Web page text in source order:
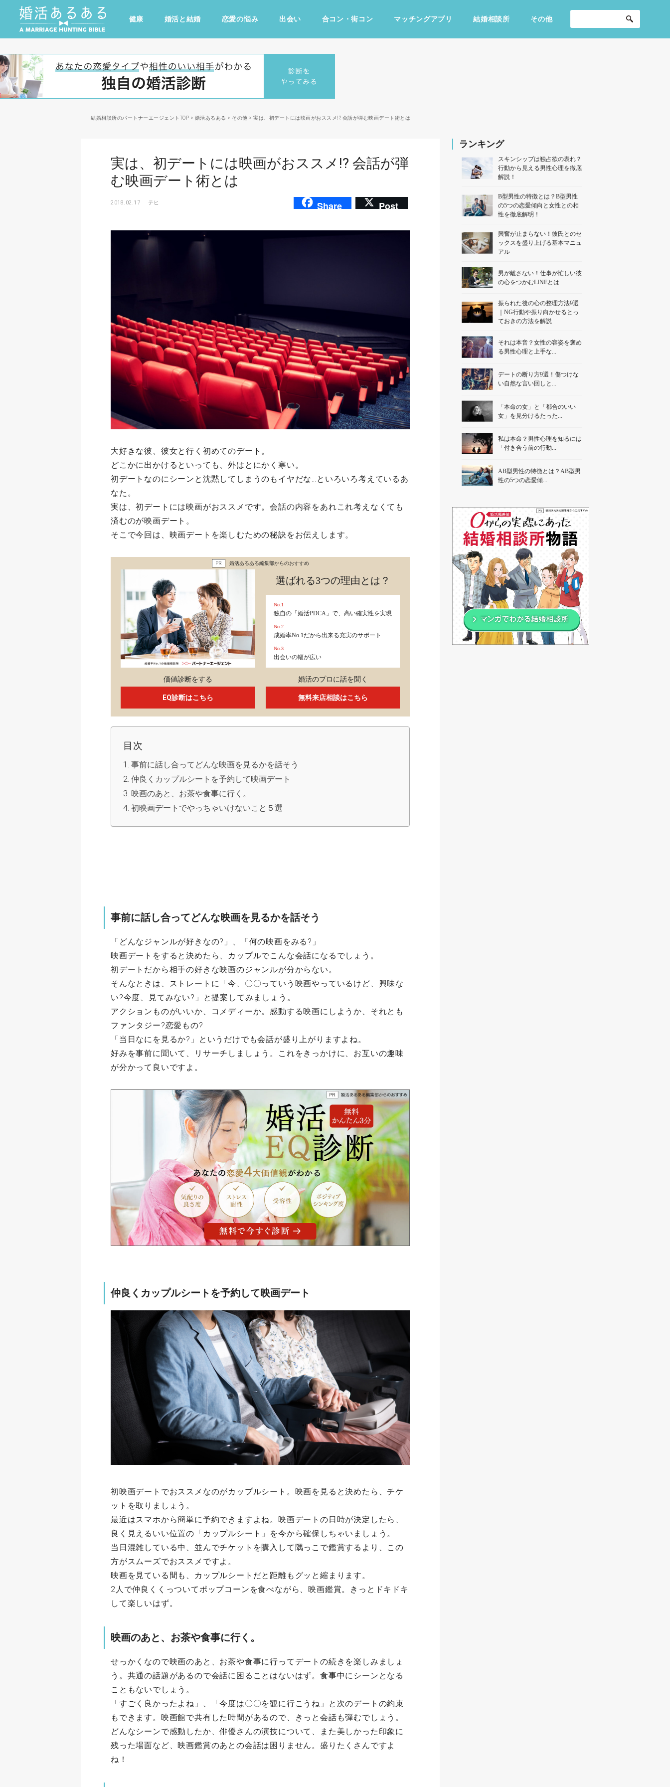
健康 婚活と結婚 恋愛の悩み 出会い 合コン・街コン マッチングアプリ 結婚相談所 その他
心の処方箋 カルチャー・トレンド・芸能
結婚相談所のパートナーエージェントTOP > 婚活あるある > その他 > 実は、初デートには映画がおススメ!? 会話が弾む映画デート術とは
実は、初デートには映画がおススメ!? 会話が弾
む映画デート術とは
2018.02.17 テヒ Share Post
大好きな彼、彼女と行く初めてのデート。
どこかに出かけるといっても、外はとにかく寒い。
初デートなのにシーンと沈黙してしまうのもイヤだな…といろいろ考えているあ
なた。
実は、初デートには映画がおススメです。会話の内容をあれこれ考えなくても
済むのが映画デート。
そこで今回は、映画デートを楽しむための秘訣をお伝えします。
PR 婚活あるある編集部からのおすすめ
価値診断をする
EQ診断はこちら
選ばれる3つの理由とは？
No.1
独自の「婚活PDCA」で、高い確実性を実現
No.2
成婚率No.1だから出来る充実のサポート
No.3
出会いの幅が広い
婚活のプロに話を聞く
無料来店相談はこちら
目次
事前に話し合ってどんな映画を見るかを話そう
仲良くカップルシートを予約して映画デート
映画のあと、お茶や食事に行く。
初映画デートでやっちゃいけないこと５選
事前に話し合ってどんな映画を見るかを話そう
「どんなジャンルが好きなの?」、「何の映画をみる?」
映画デートをすると決めたら、カップルでこんな会話になるでしょう。
初デートだから相手の好きな映画のジャンルが分からない。
そんなときは、ストレートに「今、〇〇っていう映画やっているけど、興味な
い?今度、見てみない?」と提案してみましょう。
アクションものがいいか、コメディーか。感動する映画にしようか、それとも
ファンタジー?恋愛もの?
「当日なにを見るか?」というだけでも会話が盛り上がりますよね。
好みを事前に聞いて、リサーチしましょう。これをきっかけに、お互いの趣味
が分かって良いですよ。
仲良くカップルシートを予約して映画デート
初映画デートでおススメなのがカップルシート。映画を見ると決めたら、チケ
ットを取りましょう。
最近はスマホから簡単に予約できますよね。映画デートの日時が決定したら、
良く見えるいい位置の「カップルシート」を今から確保しちゃいましょう。
当日混雑している中、並んでチケットを購入して隅っこで鑑賞するより、この
方がスムーズでおススメですよ。
映画を見ている間も、カップルシートだと距離もグッと縮まります。
2人で仲良くくっついてポップコーンを食べながら、映画鑑賞。きっとドキドキ
して楽しいはず。
映画のあと、お茶や食事に行く。
せっかくなので映画のあと、お茶や食事に行ってデートの続きを楽しみましょ
う。共通の話題があるので会話に困ることはないはず。食事中にシーンとなる
こともないでしょう。
「すごく良かったよね」、「今度は〇〇を観に行こうね」と次のデートの約束
もできます。映画館で共有した時間があるので、きっと会話も弾むでしょう。
どんなシーンで感動したか、俳優さんの演技について、また美しかった印象に
残った場面など、映画鑑賞のあとの会話は困りません。盛りたくさんですよ
ね！
ランキング
スキンシップは独占欲の表れ？
行動から見える男性心理を徹底
解説！
B型男性の特徴とは？B型男性
の5つの恋愛傾向と女性との相
性を徹底解明！
興奮が止まらない！彼氏とのセ
ックスを盛り上げる基本マニュ
アル
男が離さない！仕事が忙しい彼
の心をつかむLINEとは
振られた後の心の整理方法9選
｜NG行動や振り向かせるとっ
ておきの方法を解説
それは本音？女性の容姿を褒め
る男性心理と上手な...
デートの断り方9選！傷つけな
い自然な言い回しと...
「本命の女」と「都合のいい
女」を見分けるたった...
私は本命？男性心理を知るには
「付き合う前の行動...
AB型男性の特徴とは？AB型男
性の5つの恋愛傾...